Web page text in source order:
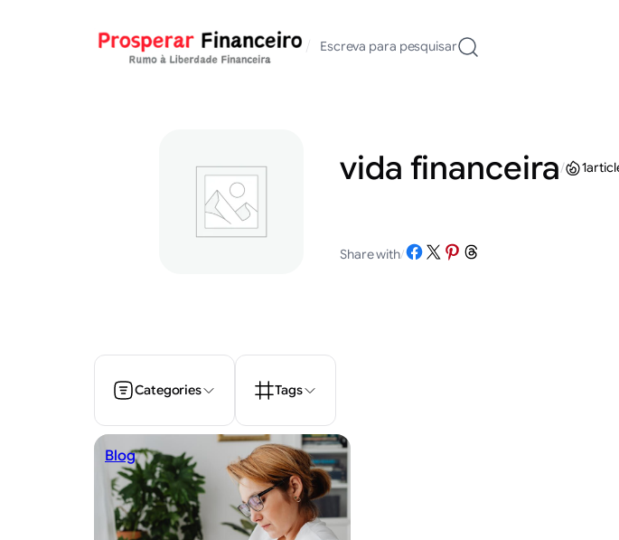
/ Escreva para pesquisar
vida financeira/ 1
Share with/Share on Facebook
Share on X Share on Pinterest
Share on Threads
Categories Tags
Blog